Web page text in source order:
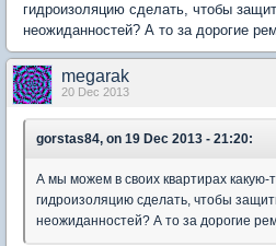
гидроизоляцию сделать, чтобы
неожиданностей? А то за дорогие
megarak
20 Dec 2013
gorstas84, on 19 Dec 2013 - 21:20:
А мы можем в своих квартирах какую-
гидроизоляцию сделать, чтобы
неожиданностей? А то за дорогие